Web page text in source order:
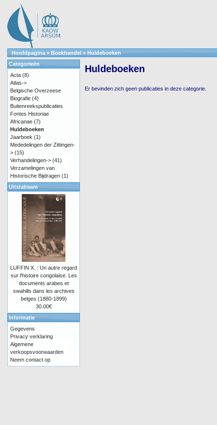
Hoofdpagina » Boekhandel » Huldeboeken
Huldeboeken
Er bevinden zich geen publicaties in deze categorie.
Categorieën
Acta (8)
Atlas->
Belgische Overzeese
Biografie (4)
Buitenreekspublicaties
Fontes Historiae
Africanae (7)
Huldeboeken
Jaarboek (1)
Mededelingen der Zittingen-
> (15)
Verhandelingen-> (41)
Verzamelingen van
Historische Bijdragen (1)
Uitstalraam
LUFFIN X. : Un autre regard
sur l'histoire congolaise. Les
documents arabes et
swahilis dans les archives
belges (1880-1899)
30.00€
Informatie
Gegevens
Privacy verklaring
Algemene
verkoopsvoorwaarden
Neem contact op